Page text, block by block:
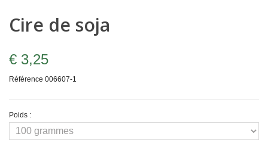
Cire de soja
€ 3,25
Référence 006607-1
Poids :